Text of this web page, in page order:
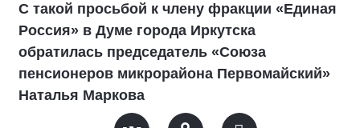
С такой просьбой к члену фракции «Единая
Россия» в Думе города Иркутска
обратилась председатель «Союза
пенсионеров микрорайона Первомайский»
Наталья Маркова